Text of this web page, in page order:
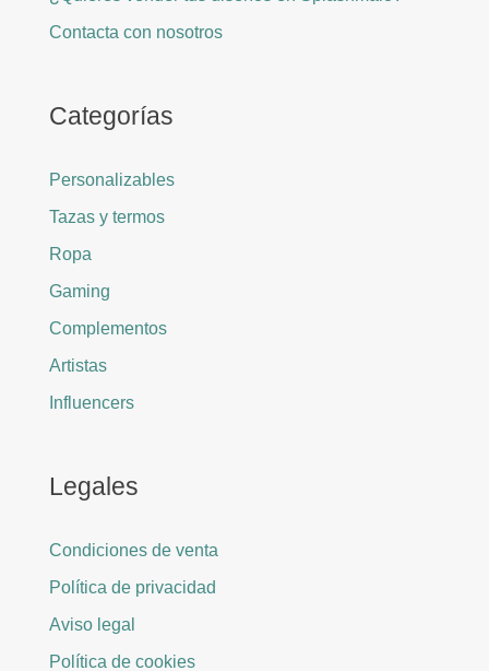
Contacta con nosotros
Categorías
Personalizables
Tazas y termos
Ropa
Gaming
Complementos
Artistas
Influencers
Legales
Condiciones de venta
Política de privacidad
Aviso legal
Política de cookies